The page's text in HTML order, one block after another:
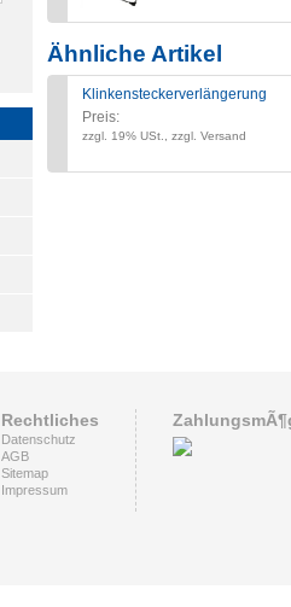
Ähnliche Artikel
Klinkensteckerverlängerung
Preis:
zzgl. 19% USt., zzgl. Versand
Rechtliches
Datenschutz
AGB
Sitemap
Impressum